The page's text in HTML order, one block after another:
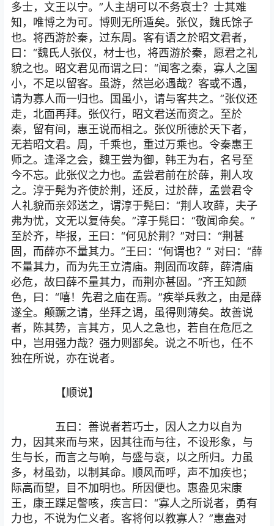
多士，文王以宁。”人主胡可以不务哀士？士其难
知，唯博之为可。博则无所遁矣。张仪，魏氏馀子
也。将西游於秦，过东周。客有语之於昭文君者，
曰：“魏氏人张仪，材士也，将西游於秦，愿君之礼
貌之也。昭文君见而谓之曰：“闻客之秦，寡人之国
小，不足以留客。虽游，然岂必遇哉？客或不遇，
请为寡人而一归也。国虽小，请与客共之。”张仪还
走，北面再拜。张仪行，昭文君送而资之。至於
秦，留有间，惠王说而相之。张仪所德於天下者，
无若昭文君。周，千乘也，重过万乘也。令秦惠王
师之。逢泽之会，魏王尝为御，韩王为右，名号至
今不忘。此张仪之力也。孟尝君前在於薛，荆人攻
之。淳于髡为齐使於荆，还反，过於薛，孟尝君令
人礼貌而亲郊送之，谓淳于髡曰：“荆人攻薛，夫子
弗为忧，文无以复侍矣。”淳于髡曰：“敬闻命矣。”
至於齐，毕报，王曰：“何见於荆？”对曰：“荆甚
固，而薛亦不量其力。”王曰：“何谓也？” 对曰：“薛
不量其力，而为先王立清庙。荆固而攻薛，薛清庙
必危，故曰薛不量其力，而荆亦甚固。”齐王知颜
色，曰：“嘻！先君之庙在焉。”疾举兵救之，由是薛
遂全。颠蹶之请，坐拜之谒，虽得则薄矣。故善说
者，陈其势，言其方，见人之急也，若自在危厄之
中，岂用强力哉？强力则鄙矣。说之不听也，任不
独在所说，亦在说者。
【顺说】
五曰：善说者若巧士，因人之力以自为
力，因其来而与来，因其往而与往，不设形象，与
生与长，而言之与响，与盛与衰，以之所归。力虽
多，材虽劲，以制其命。顺风而呼，声不加疾也；
际高而望，目不加明也。所因便也。惠盎见宋康
王，康王蹀足謦咳，疾言曰：“寡人之所说者，勇有
力也，不说为仁义者。客将何以教寡人？”惠盎对